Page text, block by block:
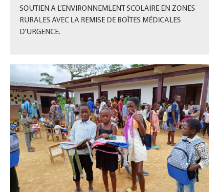
SOUTIEN A L’ENVIRONNEMLENT SCOLAIRE EN ZONES
RURALES AVEC LA REMISE DE BOÎTES MÉDICALES
D’URGENCE.